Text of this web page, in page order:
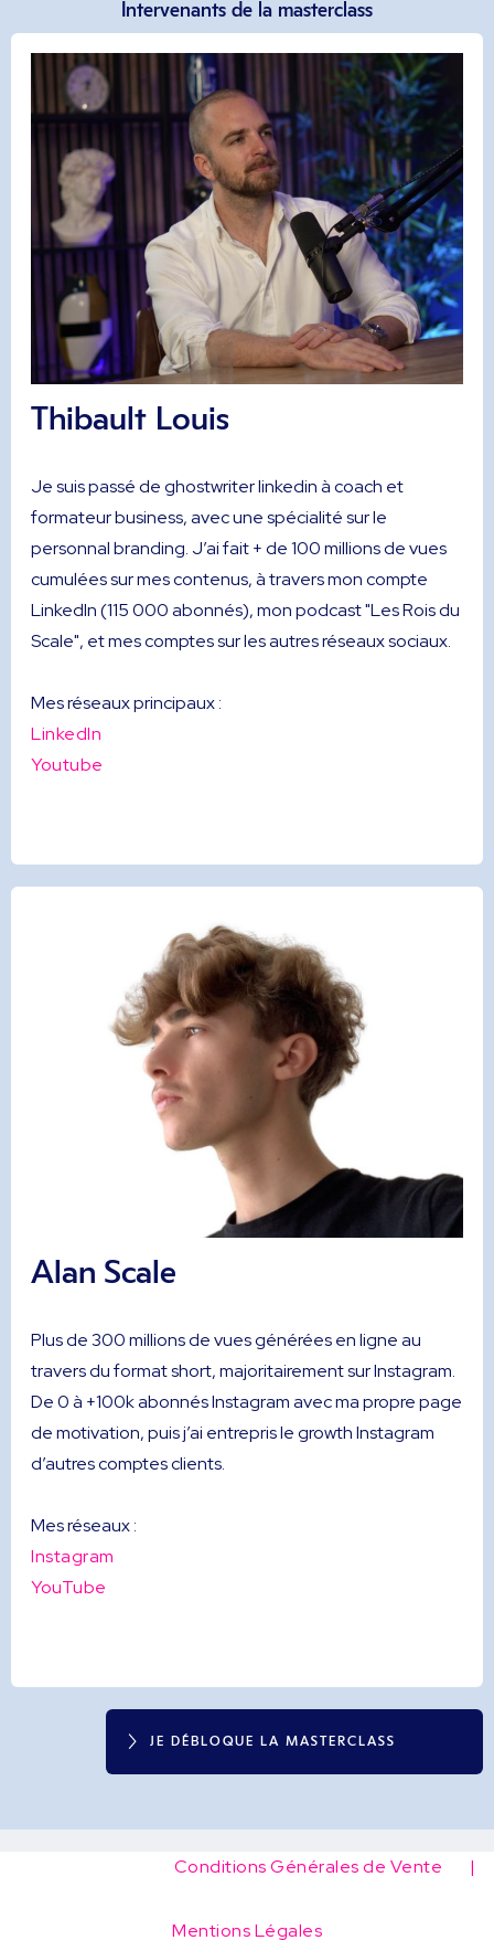
Intervenants de la masterclass
Thibault Louis
Je suis passé de ghostwriter linkedin à coach et
formateur business, avec une spécialité sur le
personnal branding. J’ai fait + de 100 millions de vues
cumulées sur mes contenus, à travers mon compte
LinkedIn (115 000 abonnés), mon podcast "Les Rois du
Scale", et mes comptes sur les autres réseaux sociaux.
Mes réseaux principaux :
LinkedIn
Youtube
Alan Scale
Plus de 300 millions de vues générées en ligne au
travers du format short, majoritairement sur Instagram.
De 0 à +100k abonnés Instagram avec ma propre page
de motivation, puis j’ai entrepris le growth Instagram
d’autres comptes clients.
Mes réseaux :
Instagram
YouTube
JE DÉBLOQUE LA MASTERCLASS
Conditions Générales de Vente |
Mentions Légales